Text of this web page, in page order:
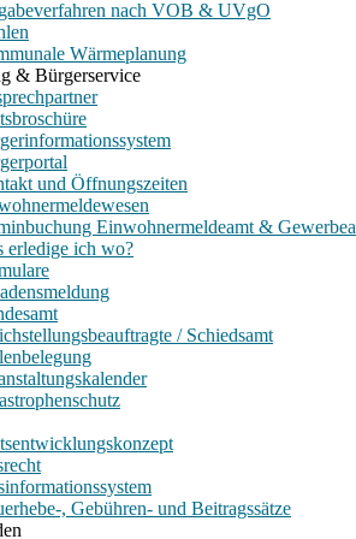
nach VOB & UVgO
Wärmeplanung
& Bürgerservice
und Öffnungszeiten
Einwohnermeldeamt &
erledige ich wo?
/ Schiedsamt
, Gebühren- und Beitragssätze